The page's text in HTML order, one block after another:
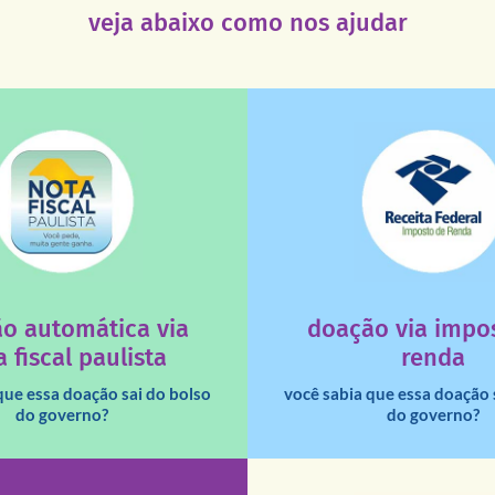
veja abaixo como nos ajudar
automática via
fiscal paulista
essa doação sai do bolso
do governo?
que os créditos das notas
saiba mais
doação via
renda
você sabia que essa
do governo?
Você sabia que pessoas
destinar 3% do imposto de
deixa de ir para o
saiba mais